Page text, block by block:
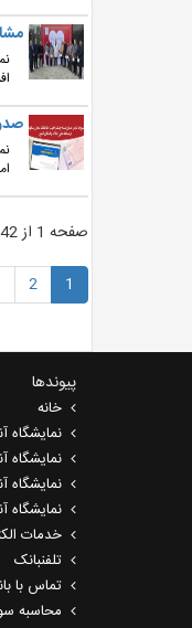
صفحه 1 از 42
1
2
پیوندها
خانه
نمایشگاه
نمایشگاه
نمایشگاه
نمایشگاه
خدمات
تلفنبانک
تماس با
محاسبه